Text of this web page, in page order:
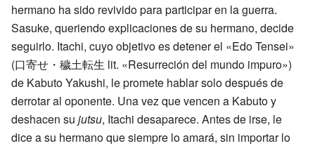
hermano ha sido revivido para participar en la guerra.
Sasuke, queriendo explicaciones de su hermano, decide
seguirlo. Itachi, cuyo objetivo es detener el «Edo Tensei»
(口寄せ・穢土転生 lit. «Resurreción del mundo impuro»)
de Kabuto Yakushi, le promete hablar solo después de
derrotar al oponente. Una vez que vencen a Kabuto y
deshacen su jutsu, Itachi desaparece. Antes de irse, le
dice a su hermano que siempre lo amará, sin importar lo